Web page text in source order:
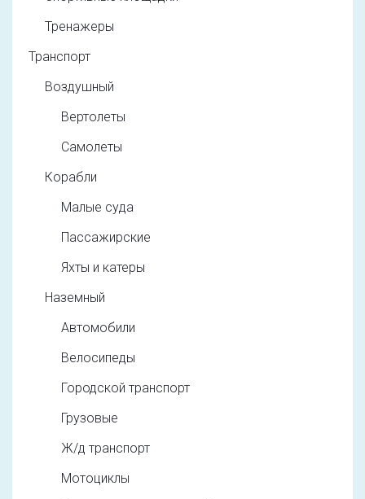
Тренажеры
Транспорт
Воздушный
Вертолеты
Самолеты
Корабли
Малые суда
Пассажирские
Яхты и катеры
Наземный
Автомобили
Велосипеды
Городской транспорт
Грузовые
Ж/д транспорт
Мотоциклы